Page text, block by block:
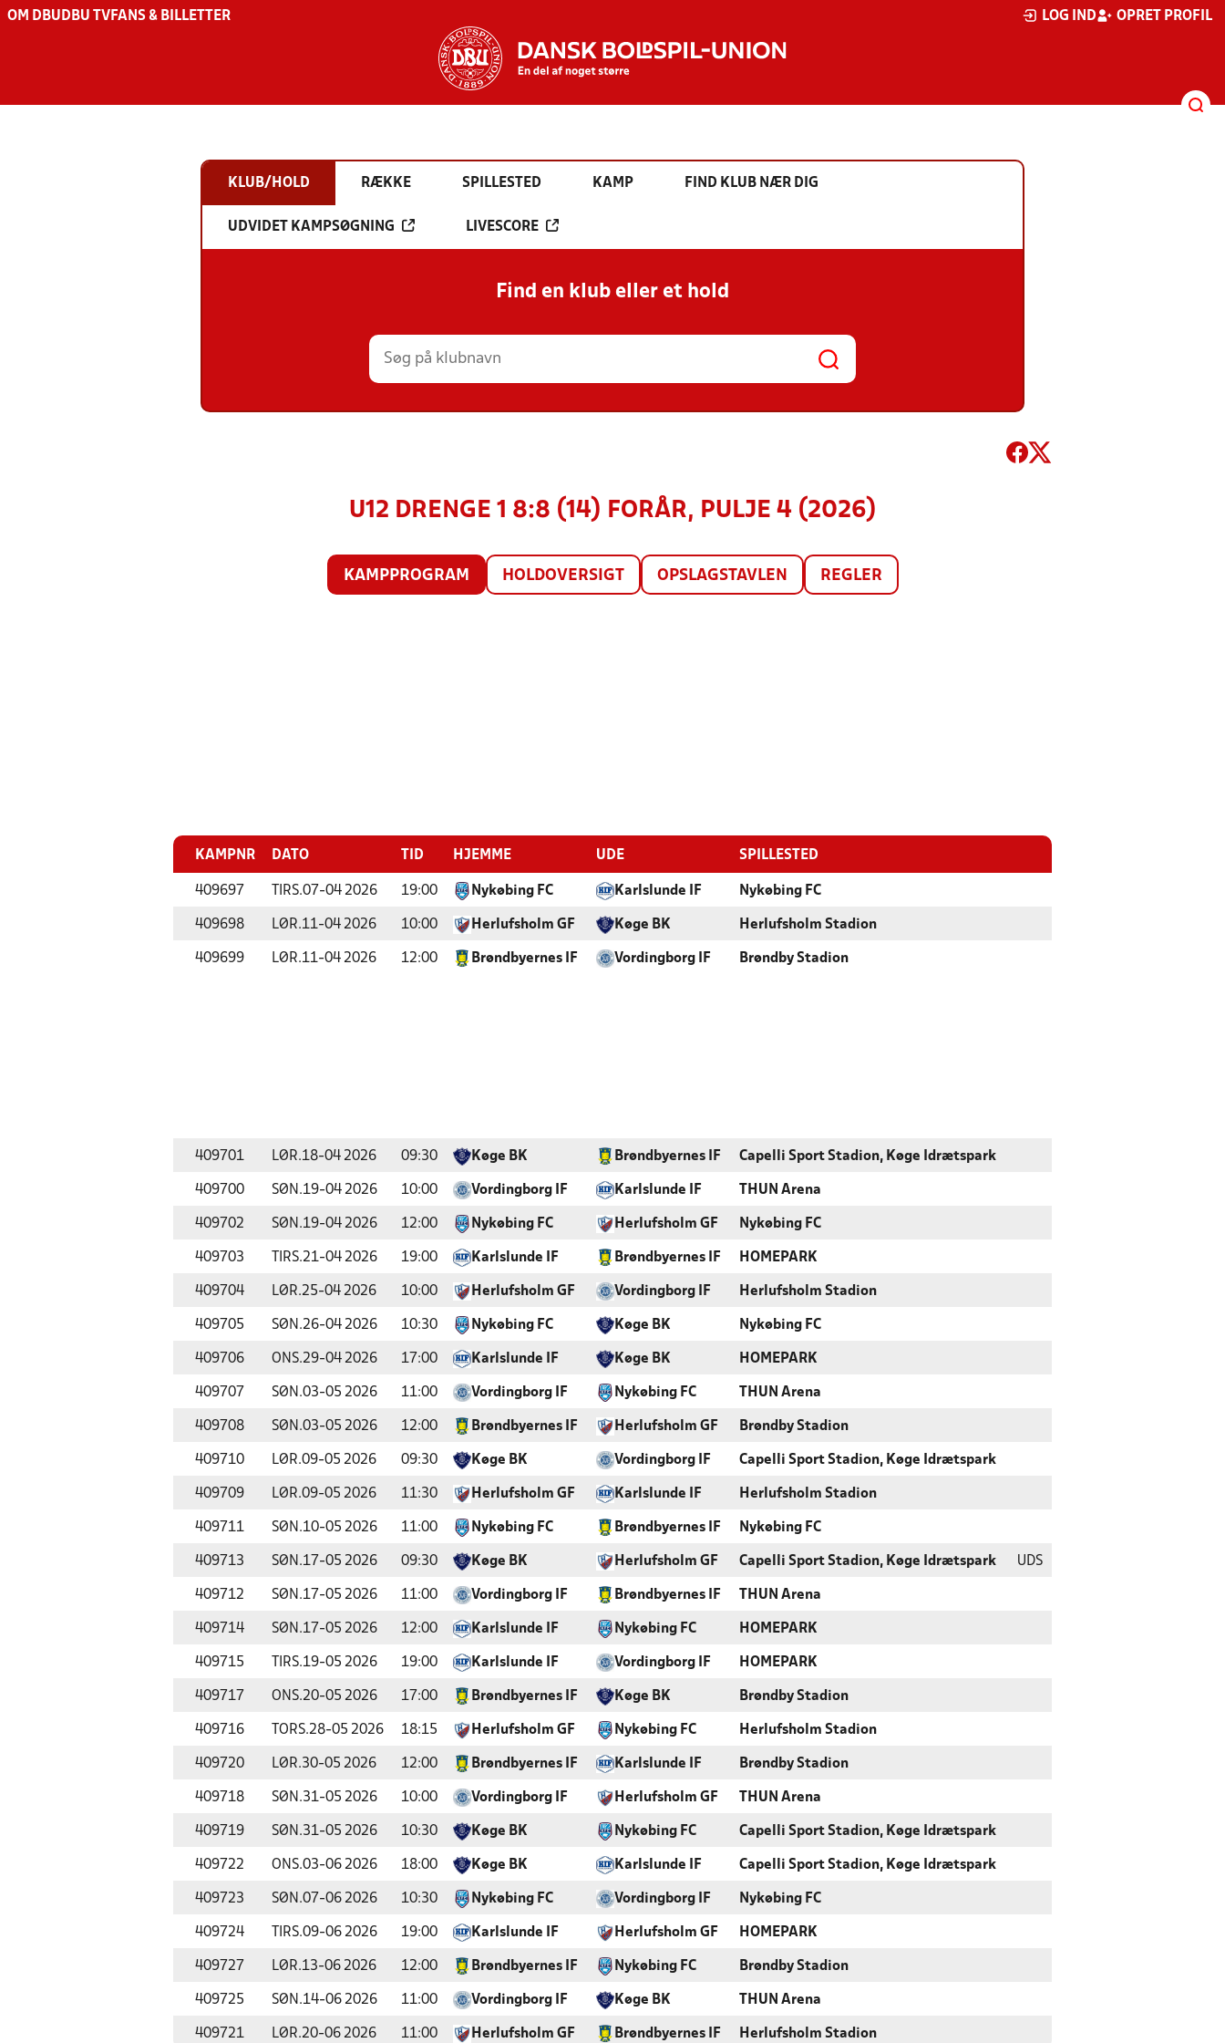
OM DBU DBU TV FANS & BILLETTER LOG IND OPRET PROFIL
KLUB/HOLD RÆKKE SPILLESTED KAMP FIND KLUB NÆR DIG
UDVIDET KAMPSØGNING LIVESCORE
Find en klub eller et hold
U12 DRENGE 1 8:8 (14) FORÅR, PULJE 4 (2026)
KAMPPROGRAM HOLDOVERSIGT OPSLAGSTAVLEN REGLER
KAMPNR DATO TID HJEMME UDE SPILLESTED
409697 TIRS.07-04 2026 19:00 Nykøbing FC Karlslunde IF Nykøbing FC
409698 LØR.11-04 2026 10:00 Herlufsholm GF Køge BK Herlufsholm Stadion
409699 LØR.11-04 2026 12:00 Brøndbyernes IF Vordingborg IF Brøndby Stadion
409701 LØR.18-04 2026 09:30 Køge BK Brøndbyernes IF Capelli Sport Stadion, Køge Idrætspark
409700 SØN.19-04 2026 10:00 Vordingborg IF Karlslunde IF THUN Arena
409702 SØN.19-04 2026 12:00 Nykøbing FC Herlufsholm GF Nykøbing FC
409703 TIRS.21-04 2026 19:00 Karlslunde IF Brøndbyernes IF HOMEPARK
409704 LØR.25-04 2026 10:00 Herlufsholm GF Vordingborg IF Herlufsholm Stadion
409705 SØN.26-04 2026 10:30 Nykøbing FC Køge BK Nykøbing FC
409706 ONS.29-04 2026 17:00 Karlslunde IF Køge BK HOMEPARK
409707 SØN.03-05 2026 11:00 Vordingborg IF Nykøbing FC THUN Arena
409708 SØN.03-05 2026 12:00 Brøndbyernes IF Herlufsholm GF Brøndby Stadion
409710 LØR.09-05 2026 09:30 Køge BK Vordingborg IF Capelli Sport Stadion, Køge Idrætspark
409709 LØR.09-05 2026 11:30 Herlufsholm GF Karlslunde IF Herlufsholm Stadion
409711 SØN.10-05 2026 11:00 Nykøbing FC Brøndbyernes IF Nykøbing FC
409713 SØN.17-05 2026 09:30 Køge BK Herlufsholm GF Capelli Sport Stadion, Køge Idrætspark UDS
409712 SØN.17-05 2026 11:00 Vordingborg IF Brøndbyernes IF THUN Arena
409714 SØN.17-05 2026 12:00 Karlslunde IF Nykøbing FC HOMEPARK
409715 TIRS.19-05 2026 19:00 Karlslunde IF Vordingborg IF HOMEPARK
409717 ONS.20-05 2026 17:00 Brøndbyernes IF Køge BK Brøndby Stadion
409716 TORS.28-05 2026 18:15 Herlufsholm GF Nykøbing FC Herlufsholm Stadion
409720 LØR.30-05 2026 12:00 Brøndbyernes IF Karlslunde IF Brøndby Stadion
409718 SØN.31-05 2026 10:00 Vordingborg IF Herlufsholm GF THUN Arena
409719 SØN.31-05 2026 10:30 Køge BK Nykøbing FC Capelli Sport Stadion, Køge Idrætspark
409722 ONS.03-06 2026 18:00 Køge BK Karlslunde IF Capelli Sport Stadion, Køge Idrætspark
409723 SØN.07-06 2026 10:30 Nykøbing FC Vordingborg IF Nykøbing FC
409724 TIRS.09-06 2026 19:00 Karlslunde IF Herlufsholm GF HOMEPARK
409727 LØR.13-06 2026 12:00 Brøndbyernes IF Nykøbing FC Brøndby Stadion
409725 SØN.14-06 2026 11:00 Vordingborg IF Køge BK THUN Arena
409721 LØR.20-06 2026 11:00 Herlufsholm GF Brøndbyernes IF Herlufsholm Stadion